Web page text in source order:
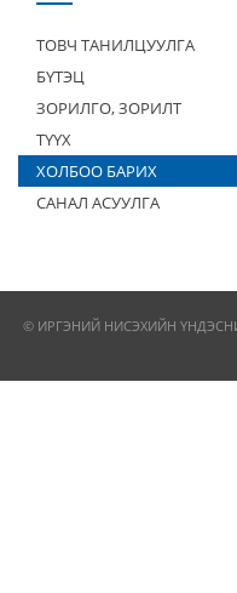
ТОВЧ ТАНИЛЦУУЛГА
БҮТЭЦ
ЗОРИЛГО, ЗОРИЛТ
ТҮҮХ
ХОЛБОО БАРИХ
САНАЛ АСУУЛГА
© ИРГЭНИЙ НИСЭХИЙН